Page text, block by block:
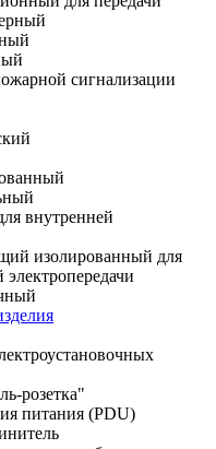
сигнализации
внутренней
изолированный для
розетка"
питания (PDU)